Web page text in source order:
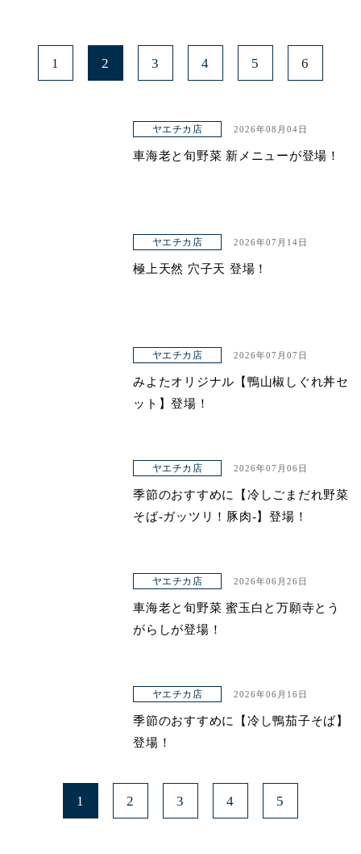
1 2 3 4 5 6
ヤエチカ店 2026年08月04日
車海老と旬野菜 新メニューが登場！
ヤエチカ店 2026年07月14日
極上天然 穴子天 登場！
ヤエチカ店 2026年07月07日
みよたオリジナル【鴨山椒しぐれ丼セ
ット】登場！
ヤエチカ店 2026年07月06日
季節のおすすめに【冷しごまだれ野菜
そば-ガッツリ！豚肉-】登場！
ヤエチカ店 2026年06月26日
車海老と旬野菜 蜜玉白と万願寺とう
がらしが登場！
ヤエチカ店 2026年06月16日
季節のおすすめに【冷し鴨茄子そば】
登場！
1 2 3 4 5